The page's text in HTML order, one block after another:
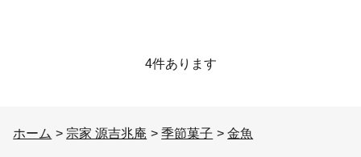
4件あります
ホーム > 宗家 源吉兆庵 >季節菓子 >金魚